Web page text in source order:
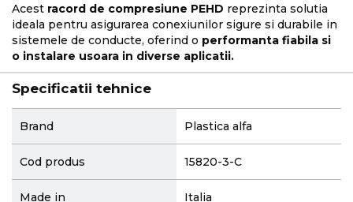
Acest racord de compresiune PEHD reprezinta solutia
ideala pentru asigurarea conexiunilor sigure si durabile in
sistemele de conducte, oferind o performanta fiabila si
o instalare usoara in diverse aplicatii.
Specificatii tehnice
Brand Plastica alfa
Cod produs 15820-3-C
Made in Italia